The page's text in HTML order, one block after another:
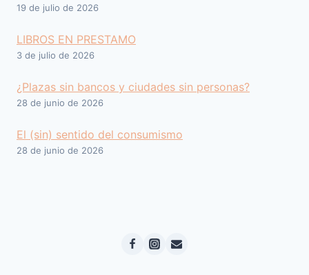
19 de julio de 2026
LIBROS EN PRESTAMO
3 de julio de 2026
¿Plazas sin bancos y ciudades sin personas?
28 de junio de 2026
El (sin) sentido del consumismo
28 de junio de 2026